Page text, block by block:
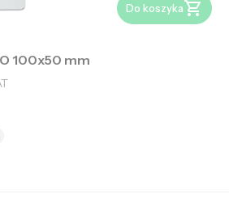
Do koszyka
100x50 mm